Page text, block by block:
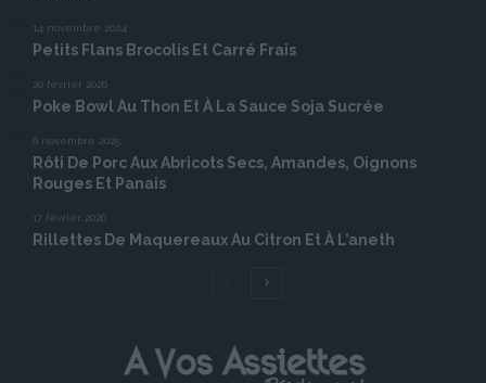
14 novembre 2024
Petits Flans Brocolis Et Carré Frais
20 février 2026
Poke Bowl Au Thon Et À La Sauce Soja Sucrée
6 novembre 2025
Rôti De Porc Aux Abricots Secs, Amandes, Oignons
Rouges Et Panais
17 février 2026
Rillettes De Maquereaux Au Citron Et À L’aneth
Page